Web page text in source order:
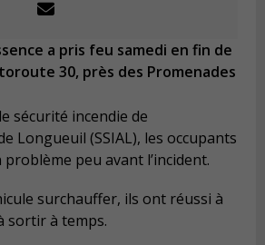
a pris feu samedi en fin de
30, près des Promenades
sécurité incendie de
Longueuil (SSIAL), les occupants
peu avant l’incident.
surchauffer, ils ont réussi à
sortir à temps.